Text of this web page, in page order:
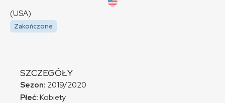
(USA)
Zakończone
SZCZEGÓŁY
Sezon: 2019/2020
Płeć: Kobiety